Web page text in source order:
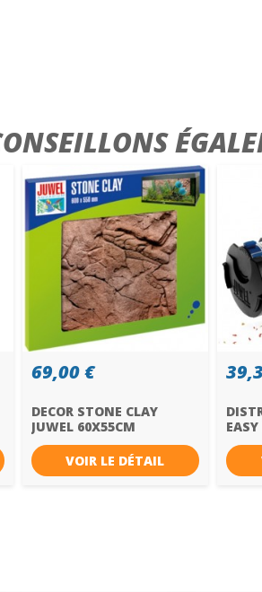
69,00 €
DECOR STONE CLAY
JUWEL 60X55CM
VOIR LE DÉTAIL
EASY